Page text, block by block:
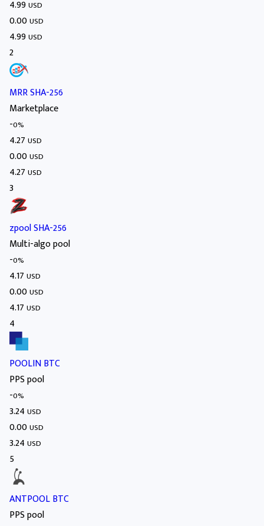
4.99USD
0.00USD
4.99USD
2
MRR SHA-256
Marketplace
-0%
4.27 USD
0.00USD
4.27 USD
3
zpool SHA-256
Multi-algo pool
-0%
4.17 USD
0.00USD
4.17 USD
4
POOLIN BTC
PPS pool
-0%
3.24 USD
0.00USD
3.24 USD
5
ANTPOOL BTC
PPS pool